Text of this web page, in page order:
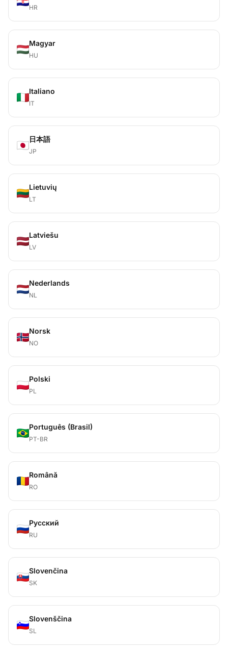
HR
Magyar
HU
Italiano
IT
日本語
JP
Lietuvių
LT
Latviešu
LV
Nederlands
NL
Norsk
NO
Polski
PL
Português (Brasil)
PT-BR
Română
RO
Русский
RU
Slovenčina
SK
Slovenščina
SL